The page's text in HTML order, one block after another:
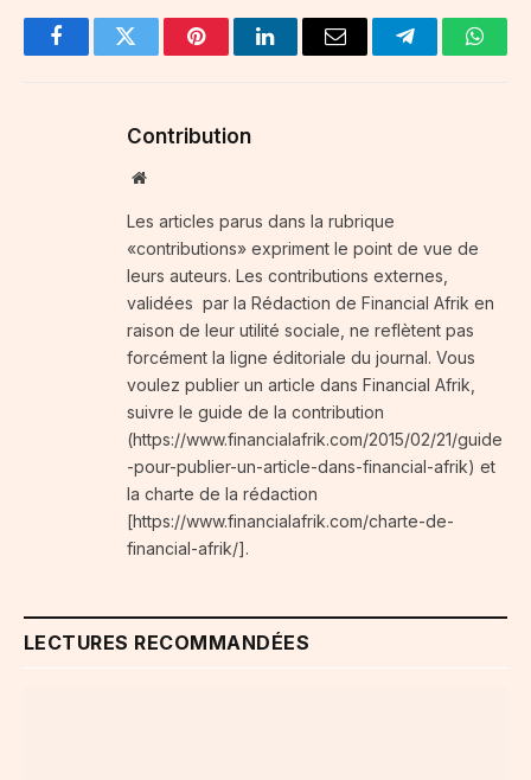
FacebookTwitter PinterestLinkedInEmail Telegram
Contribution
Website
Les articles parus dans la rubrique
«contributions» expriment le point de vue de
leurs auteurs. Les contributions externes,
validées par la Rédaction de Financial Afrik en
raison de leur utilité sociale, ne reflètent pas
forcément la ligne éditoriale du journal. Vous
voulez publier un article dans Financial Afrik,
suivre le guide de la contribution
(https://www.financialafrik.com/2015/02/21/guide
-pour-publier-un-article-dans-financial-afrik) et
la charte de la rédaction
[https://www.financialafrik.com/charte-de-
financial-afrik/].
LECTURES RECOMMANDÉES